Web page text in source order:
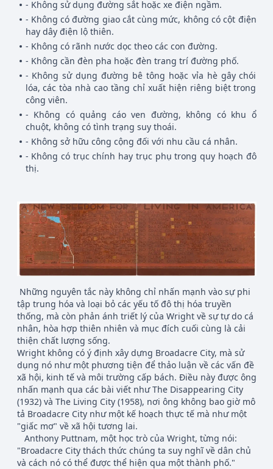
- Không sử dụng đường sắt hoặc xe điện ngầm.
- Không có đường giao cắt cùng mức, không có cột điện
hay dây điện lộ thiên.
- Không có rãnh nước dọc theo các con đường.
- Không cần đèn pha hoặc đèn trang trí đường phố.
- Không sử dụng đường bê tông hoặc vỉa hè gây chói
lóa, các tòa nhà cao tầng chỉ xuất hiện riêng biệt trong
công viên.
- Không có quảng cáo ven đường, không có khu ổ
chuột, không có tình trạng suy thoái.
- Không sở hữu công cộng đối với nhu cầu cá nhân.
- Không có trục chính hay trục phụ trong quy hoạch đô
thị.
Những nguyên tắc này không chỉ nhấn mạnh vào sự phi
tập trung hóa và loại bỏ các yếu tố đô thị hóa truyền
thống, mà còn phản ánh triết lý của Wright về sự tự do cá
nhân, hòa hợp thiên nhiên và mục đích cuối cùng là cải
thiện chất lượng sống.
Wright không có ý định xây dựng Broadacre City, mà sử
dụng nó như một phương tiện để thảo luận về các vấn đề
xã hội, kinh tế và môi trường cấp bách. Điều này được ông
nhấn mạnh qua các bài viết như The Disappearing City
(1932) và The Living City (1958), nơi ông không bao giờ mô
tả Broadacre City như một kế hoạch thực tế mà như một
"giấc mơ" về xã hội tương lai.
Anthony Puttnam, một học trò của Wright, từng nói:
"Broadacre City thách thức chúng ta suy nghĩ về dân chủ
và cách nó có thể được thể hiện qua một thành phố."